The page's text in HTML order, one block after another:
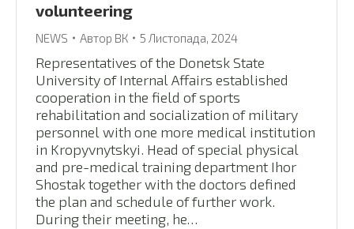
volunteering
NEWS Автор ВК 5 Листопада, 2024
Representatives of the Donetsk State
University of Internal Affairs established
cooperation in the field of sports
rehabilitation and socialization of military
personnel with one more medical institution
in Kropyvnytskyi. Head of special physical
and pre-medical training department Ihor
Shostak together with the doctors defined
the plan and schedule of further work.
During their meeting, he…